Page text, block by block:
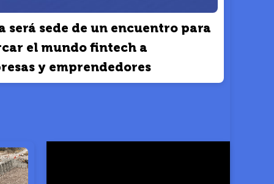
será sede de un encuentro para
el mundo fintech a
y emprendedores